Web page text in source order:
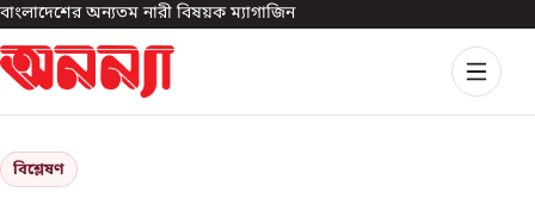
বাংলাদেশের অন্যতম নারী বিষয়ক ম্যাগাজিন
বিশ্লেষণ